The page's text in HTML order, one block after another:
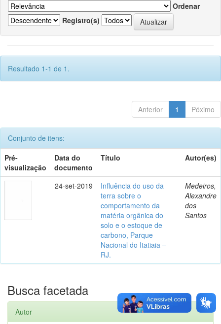
Ordenar
Registro(s)
Resultado 1-1 de 1.
Anterior 1 Póximo
Conjunto de itens:
Pré-
visualização
Data do
documento
Título Autor(es)
24-set-2019
Influência do uso da
terra sobre o
comportamento da
matéria orgânica do
solo e o estoque de
carbono, Parque
Nacional do Itatiaia –
RJ.
Medeiros,
Alexandre
dos
Santos
Busca facetada
Autor